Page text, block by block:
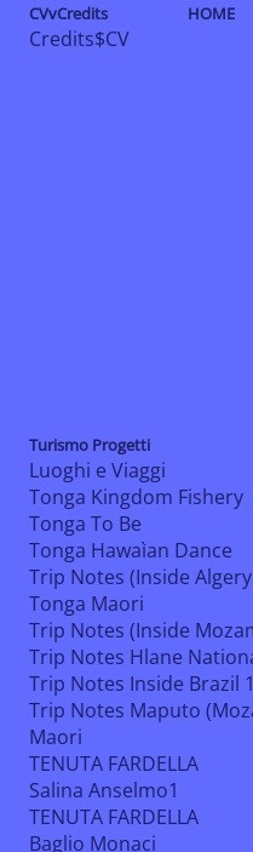
CVvCredits
Credits$CV
HOME
Turismo Progetti
Luoghi e Viaggi
Tonga Kingdom Fishery
Tonga To Be
Tonga Hawaìan Dance
Trip Notes (Inside
Tonga Maori
Trip Notes (Inside
Trip Notes Hlane
Trip Notes Inside Brazil
Trip Notes Maputo
Maori
TENUTA FARDELLA
Salina Anselmo1
TENUTA FARDELLA
Baglio Monaci